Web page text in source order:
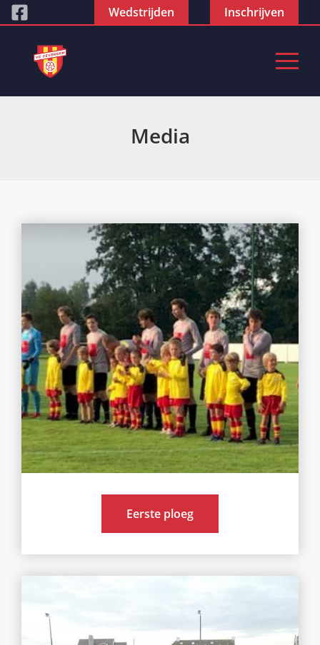
Wedstrijden Inschrijven
Media
Eerste ploeg